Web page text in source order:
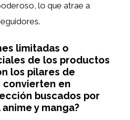
lo que atrae a
limitadas o
de los productos
los pilares de
convierten en
buscados por
y manga?